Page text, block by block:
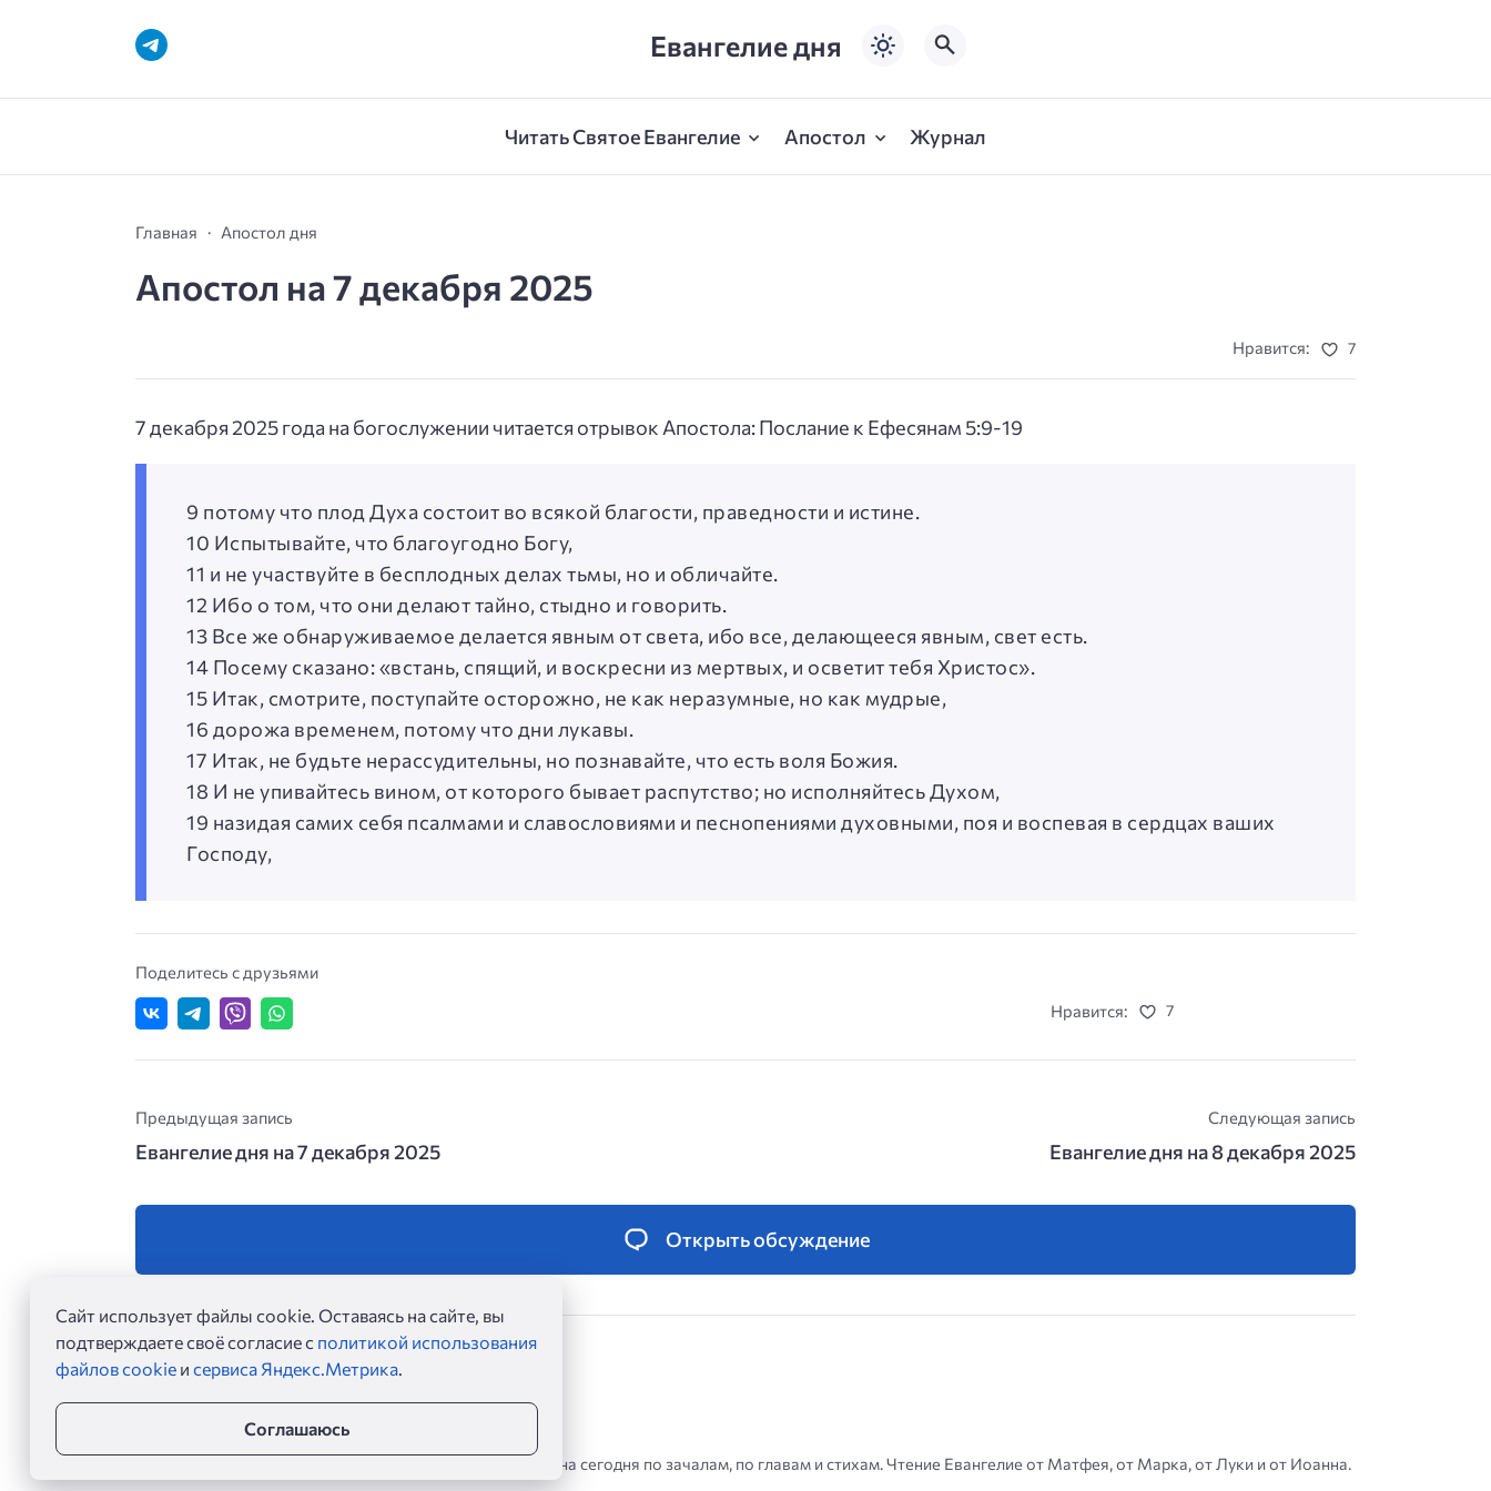
Евангелие дня
Читать Святое Евангелие Апостол Журнал
Главная Апостол дня
Апостол на 7 декабря 2025
Нравится: 7
7 декабря 2025 года на богослужении читается отрывок Апостола: Послание к Ефесянам 5:9-19
9 потому что плод Духа состоит во всякой благости, праведности и истине.
10 Испытывайте, что благоугодно Богу,
11 и не участвуйте в бесплодных делах тьмы, но и обличайте.
12 Ибо о том, что они делают тайно, стыдно и говорить.
13 Все же обнаруживаемое делается явным от света, ибо все, делающееся явным, свет есть.
14 Посему сказано: «встань, спящий, и воскресни из мертвых, и осветит тебя Христос».
15 Итак, смотрите, поступайте осторожно, не как неразумные, но как мудрые,
16 дорожа временем, потому что дни лукавы.
17 Итак, не будьте нерассудительны, но познавайте, что есть воля Божия.
18 И не упивайтесь вином, от которого бывает распутство; но исполняйтесь Духом,
19 назидая самих себя псалмами и славословиями и песнопениями духовными, поя и воспевая в сердцах ваших
Господу,
Поделитесь с друзьями
Нравится:
7
Предыдущая запись
Евангелие дня на 7 декабря 2025
Следующая запись
Евангелие дня на 8 декабря 2025
Открыть обсуждение
Евангелие дня ©2026
Евангельские чтения на каждый день. Читать Еваглелие на сегодня по зачалам, по главам и стихам. Чтение Евангелие от Матфея, от Марка, от Луки и от Иоанна.
Сайт использует файлы cookie. Оставаясь на сайте, вы
подтверждаете своё согласие с политикой использования
файлов cookieи сервиса Яндекс.Метрика.
Соглашаюсь